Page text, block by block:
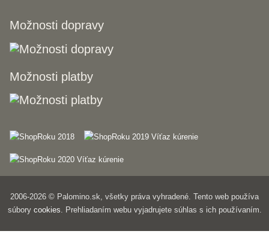
Možnosti dopravy
Možnosti platby
2006-2026 © Palomino.sk, všetky práva vyhradené. Tento web používa
súbory cookies. Prehliadaním webu vyjadrujete súhlas s ich používaním.